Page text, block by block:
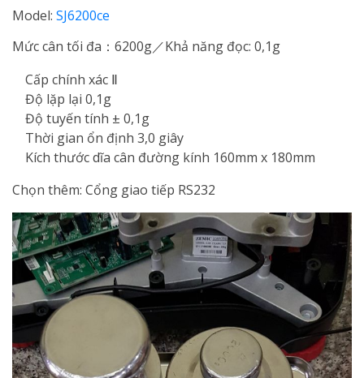
Model: SJ6200ce
Mức cân tối đa：6200g／Khả năng đọc: 0,1g
Cấp chính xác Ⅱ
Độ lặp lại 0,1g
Độ tuyến tính ± 0,1g
Thời gian ổn định 3,0 giây
Kích thước dĩa cân đường kính 160mm x 180mm
Chọn thêm: Cổng giao tiếp RS232